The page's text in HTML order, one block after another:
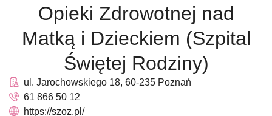
Opieki Zdrowotnej nad
Matką i Dzieckiem (Szpital
Świętej Rodziny)
ul. Jarochowskiego 18, 60-235 Poznań
61 866 50 12
https://szoz.pl/